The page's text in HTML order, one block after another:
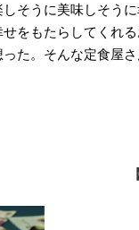
そうに美味しそう
をもたらしてくれ
た。そんな定食屋